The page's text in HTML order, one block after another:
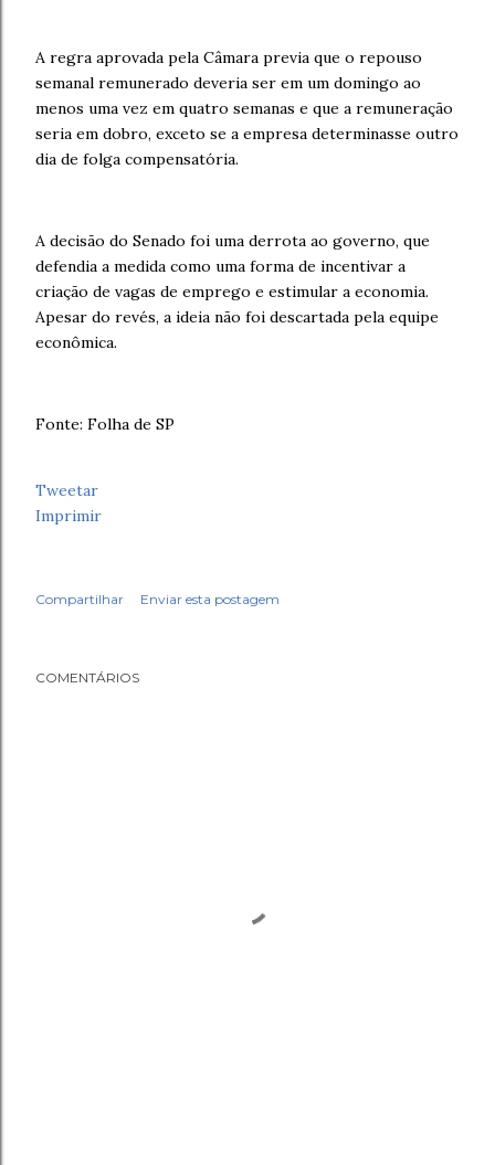
A regra aprovada pela Câmara previa que o repouso
semanal remunerado deveria ser em um domingo ao
menos uma vez em quatro semanas e que a remuneração
seria em dobro, exceto se a empresa determinasse outro
dia de folga compensatória.
A decisão do Senado foi uma derrota ao governo, que
defendia a medida como uma forma de incentivar a
criação de vagas de emprego e estimular a economia.
Apesar do revés, a ideia não foi descartada pela equipe
econômica.​
Fonte: Folha de SP
Tweetar
Imprimir
Compartilhar Enviar esta postagem
COMENTÁRIOS